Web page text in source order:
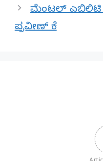
ಮೆಂಟಲ್ ಎಬಿಲಿಟಿ
ಪ್ರವೀಣ್‌ ಕೆ